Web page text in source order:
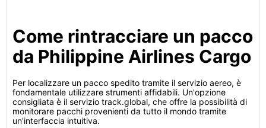
Come rintracciare un pacco
da Philippine Airlines Cargo
Per localizzare un pacco spedito tramite il servizio aereo, è
fondamentale utilizzare strumenti affidabili. Un'opzione
consigliata è il servizio track.global, che offre la possibilità di
monitorare pacchi provenienti da tutto il mondo tramite
un'interfaccia intuitiva.